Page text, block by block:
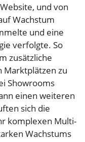
und von
Wachstum
und eine
verfolgte. So
zusätzliche
Marktplätzen zu
Showrooms
einen weiteren
sich die
komplexen Multi-
Wachstums